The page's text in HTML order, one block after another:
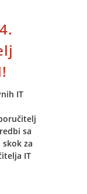
IT
sa
za
IT